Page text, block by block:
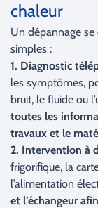
chaleur
Un dépannage
simples :
1. Diagnostic
les symptômes,
bruit, le fluide ou
toutes les
travaux et le
2. Intervention à
frigorifique, la
l’alimentation
et l’échangeur